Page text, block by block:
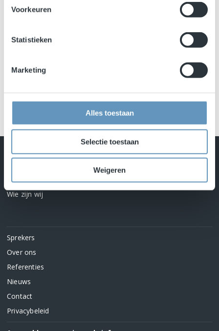
Voorkeuren
Statistieken
Marketing
Alles toestaan
Selectie toestaan
Weigeren
U kunt ons altijd bellen
Laat uw telefoonnummer achter:
Onze visie
Wat wij doen
Wie zijn wij
Sprekers
Over ons
Referenties
Nieuws
Contact
Privacybeleid